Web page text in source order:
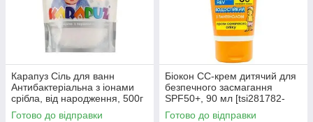
Карапуз Сіль для ванн
Антибактеріальна з іонами
срібла, від народження, 500г
[tsi283765-TSI]
Готово до відправки
Біокон СС-крем дитячий для
безпечного засмагання
SPF50+, 90 мл [tsi281782-
TSI]
Готово до відправки